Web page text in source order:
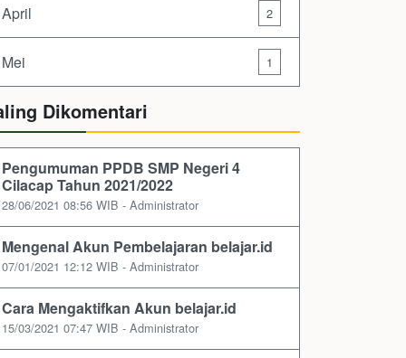
April 2
Mei 1
Dikomentari
Pengumuman PPDB SMP Negeri 4
Cilacap Tahun 2021/2022
28/06/2021 08:56 WIB - Administrator
Mengenal Akun Pembelajaran belajar.id
07/01/2021 12:12 WIB - Administrator
Cara Mengaktifkan Akun belajar.id
15/03/2021 07:47 WIB - Administrator